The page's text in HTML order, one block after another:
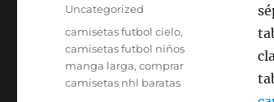
Categorías
Uncategorized
Etiquetas
camisetas futbol cielo,
camisetas futbol niños
manga larga,comprar
camisetas nhl baratas